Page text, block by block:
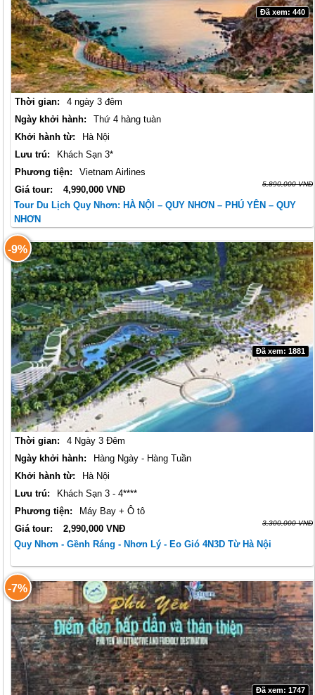
Thời gian:
4 ngày 3 đêm
Ngày khởi hành:
Thứ 4 hàng tuàn
Khởi hành từ:
Hà Nội
Lưu trú:
Khách Sạn 3*
Phương tiện:
Vietnam Airlines
Giá tour:
5,890,000 VNĐ
4,990,000 VNĐ
Đã xem: 440
Tour Du Lịch Quy Nhơn: HÀ NỘI – QUY NHƠN – PHÚ YÊN – QUY
NHƠN
-9%
Thời gian:
4 Ngày 3 Đêm
Ngày khởi hành:
Hàng Ngày - Hàng Tuần
Khởi hành từ:
Hà Nội
Lưu trú:
Khách Sạn 3 - 4****
Phương tiện:
Máy Bay + Ô tô
Giá tour:
3,300,000 VNĐ
2,990,000 VNĐ
Đã xem: 1881
Quy Nhơn - Gềnh Ráng - Nhơn Lý - Eo Gió 4N3D Từ Hà Nội
-7%
Đã xem: 1747